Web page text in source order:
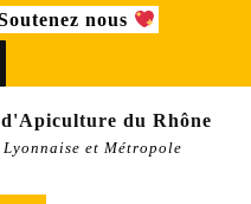
nous
du Rhône
Lyonnaise et Métropole